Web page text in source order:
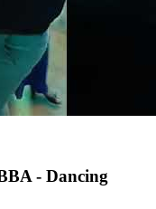
- Dancing